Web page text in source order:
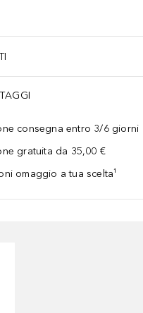
consegna entro 3/6 giorni
gratuita da 35,00 €
omaggio a tua scelta¹